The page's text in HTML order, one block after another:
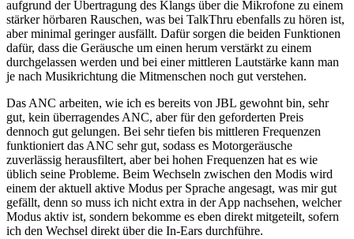
aufgrund der Übertragung des Klangs über die Mikrofone zu einem
stärker hörbaren Rauschen, was bei TalkThru ebenfalls zu hören ist,
aber minimal geringer ausfällt. Dafür sorgen die beiden Funktionen
dafür, dass die Geräusche um einen herum verstärkt zu einem
durchgelassen werden und bei einer mittleren Lautstärke kann man
je nach Musikrichtung die Mitmenschen noch gut verstehen.
Das ANC arbeiten, wie ich es bereits von JBL gewohnt bin, sehr
gut, kein überragendes ANC, aber für den geforderten Preis
dennoch gut gelungen. Bei sehr tiefen bis mittleren Frequenzen
funktioniert das ANC sehr gut, sodass es Motorgeräusche
zuverlässig herausfiltert, aber bei hohen Frequenzen hat es wie
üblich seine Probleme. Beim Wechseln zwischen den Modis wird
einem der aktuell aktive Modus per Sprache angesagt, was mir gut
gefällt, denn so muss ich nicht extra in der App nachsehen, welcher
Modus aktiv ist, sondern bekomme es eben direkt mitgeteilt, sofern
ich den Wechsel direkt über die In-Ears durchführe.